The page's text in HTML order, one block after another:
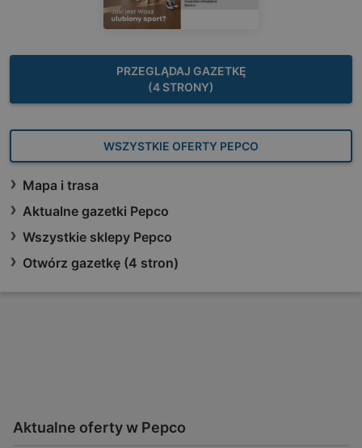
PRZEGLĄDAJ GAZETKĘ
(4 STRONY)
WSZYSTKIE OFERTY PEPCO
Mapa i trasa
Aktualne gazetki Pepco
Wszystkie sklepy Pepco
Otwórz gazetkę (4 stron)
Aktualne oferty w Pepco